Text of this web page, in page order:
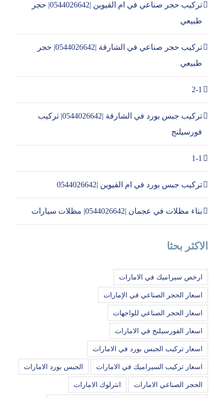
تركيب حجر صناعي في ام القيوين |0544026642| حجر
طبيعي
تركيب حجر صناعي في الشارقة |0544026642| حجر
طبيعي
2-1
تركيب جبس بورد في الشارقة |0544026642| تركيب
فورسيلنج
1-1
تركيب جبس بورد في ام القيوين |0544026642
بناء مظلات في عجمان |0544026642| مظلات سيارات
الاكثر بحثا
ارخص سيراميك في الامارات
اسعار الحجر الصناعي في الإمارات
اسعار الحجر الصناعي للواجهات
اسعار الفورسيلنج في الامارات
اسعار تركيب الجبس بورد في الامارات
اسعار تركيب السيراميك في الامارات الجبس بورد الامارات
الحجر الصناعي الامارات انترلوك الامارات